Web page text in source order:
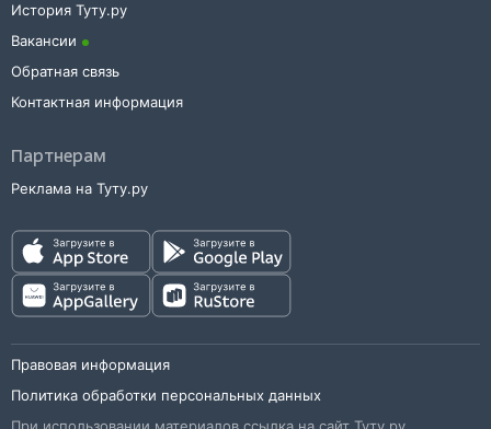
История Туту.ру
Вакансии
Обратная связь
Контактная информация
Партнерам
Реклама на Туту.ру
Правовая информация
Политика обработки персональных данных